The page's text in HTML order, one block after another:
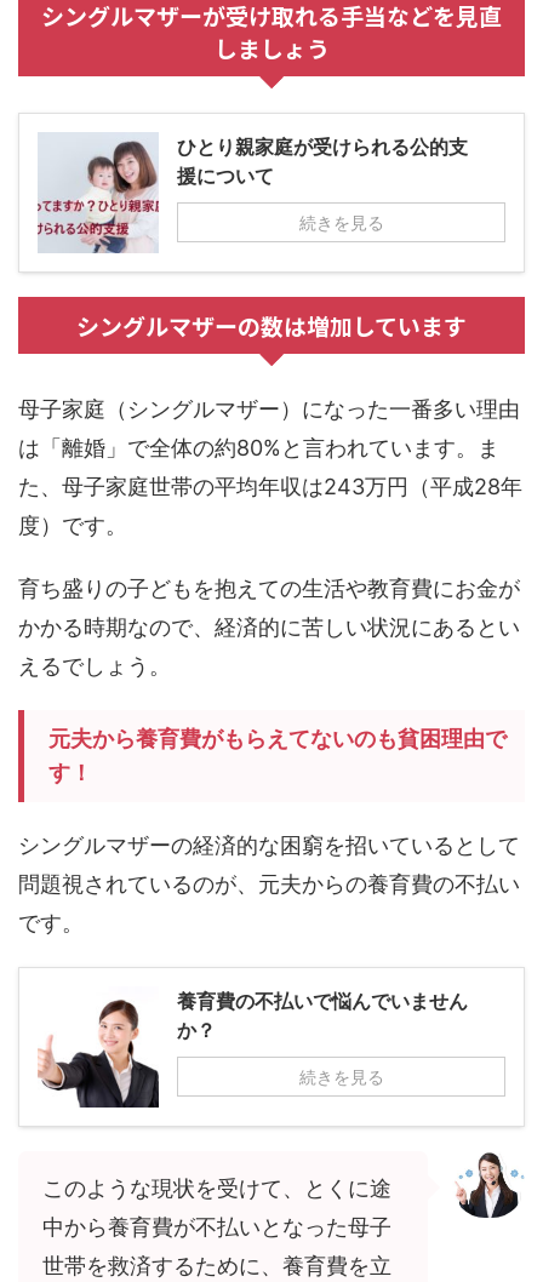
シングルマザーが受け取れる手当などを見直
しましょう
ひとり親家庭が受けられる公的支
援について
続きを見る
シングルマザーの数は増加しています
母子家庭（シングルマザー）になった一番多い理由
は「離婚」で全体の約80%と言われています。ま
た、母子家庭世帯の平均年収は243万円（平成28年
度）です。
育ち盛りの子どもを抱えての生活や教育費にお金が
かかる時期なので、経済的に苦しい状況にあるとい
えるでしょう。
元夫から養育費がもらえてないのも貧困理由で
す！
シングルマザーの経済的な困窮を招いているとして
問題視されているのが、元夫からの養育費の不払い
です。
養育費の不払いで悩んでいません
か？
続きを見る
このような現状を受けて、とくに途
中から養育費が不払いとなった母子
世帯を救済するために、養育費を立